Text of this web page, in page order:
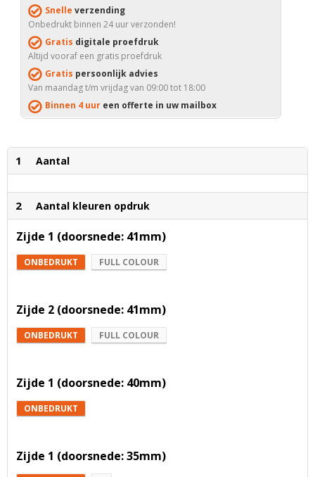
Snelle verzending
Onbedrukt binnen 24 uur verzonden!
Gratis digitale proefdruk
Altijd vooraf een gratis proefdruk
Gratis persoonlijk advies
Van maandag t/m vrijdag van 09:00 tot 18:00
Binnen 4 uur een offerte in uw mailbox
1 Aantal
2 Aantal kleuren opdruk
Zijde 1 (doorsnede: 41mm)
ONBEDRUKT FULL COLOUR
Zijde 2 (doorsnede: 41mm)
ONBEDRUKT FULL COLOUR
Zijde 1 (doorsnede: 40mm)
ONBEDRUKT
Zijde 1 (doorsnede: 35mm)